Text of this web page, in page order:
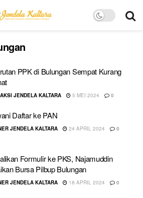
PPK di Bulungan Sempat Kurang
JENDELA KALTARA 5 MEI 2024 0
Daftar ke PAN
JENDELA KALTARA 24 APRIL 2024 0
Formulir ke PKS, Najamuddin
Bursa Pilbup Bulungan
JENDELA KALTARA 18 APRIL 2024 0